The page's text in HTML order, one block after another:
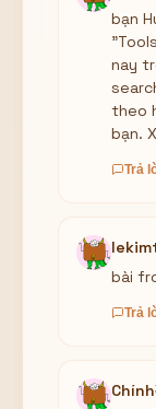
bạn
nay
theo
bạn.
Trả
bài
Trả
Chính